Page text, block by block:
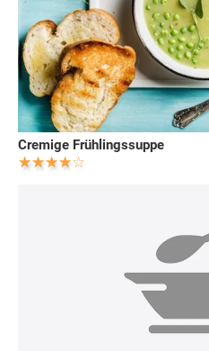
Cremige Frühlingssuppe